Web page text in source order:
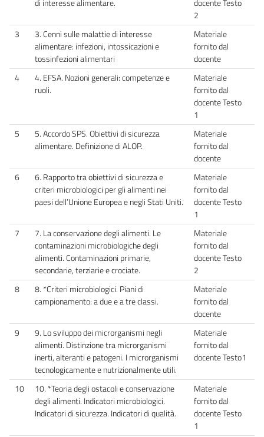
di interesse alimentare.
docente Testo
2
3
3. Cenni sulle malattie di interesse
alimentare: infezioni, intossicazioni e
tossinfezioni alimentari
Materiale
fornito dal
docente
4
4. EFSA. Nozioni generali: competenze e
ruoli.
Materiale
fornito dal
docente Testo
1
5
5. Accordo SPS. Obiettivi di sicurezza
alimentare. Definizione di ALOP.
Materiale
fornito dal
docente
6
6. Rapporto tra obiettivi di sicurezza e
criteri microbiologici per gli alimenti nei
paesi dell’Unione Europea e negli Stati Uniti.
Materiale
fornito dal
docente Testo
1
7
7. La conservazione degli alimenti. Le
contaminazioni microbiologiche degli
alimenti. Contaminazioni primarie,
secondarie, terziarie e crociate.
Materiale
fornito dal
docente Testo
2
8
8. *Criteri microbiologici. Piani di
campionamento: a due e a tre classi.
Materiale
fornito dal
docente
9
9. Lo sviluppo dei microrganismi negli
alimenti. Distinzione tra microrganismi
inerti, alteranti e patogeni. I microrganismi
tecnologicamente e nutrizionalmente utili.
Materiale
fornito dal
docente Testo1
10
10. *Teoria degli ostacoli e conservazione
degli alimenti. Indicatori microbiologici.
Indicatori di sicurezza. Indicatori di qualità.
Materiale
fornito dal
docente Testo
1